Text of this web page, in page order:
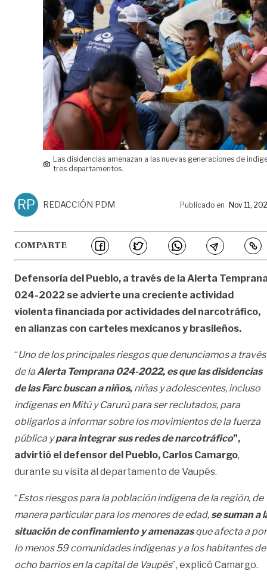
Las disidencias amenazan a las nuevas generaciones de
tres departamentos.
RP REDACCIÓN PDM Publicado en Nov 11,
COMPARTE
Defensoría del Pueblo, a través de la Alerta
024-2022 se advierte una creciente actividad
violenta financiada por actividades del narcotráfico,
en alianzas con carteles mexicanos y brasileños.
“Uno de los principales riesgos que denunciamos a través
de laAlerta Temprana 024-2022, es que las disidencias
de las Farc buscan a niños, niñas y adolescentes, incluso
indígenas en Mitú y Carurú para ser reclutados, para
obligarlos a informar sobre los movimientos de la fuerza
pública ypara integrar sus redes de narcotráfico”,
advirtió el defensor del Pueblo, Carlos Camargo,
durante su visita al departamento de Vaupés.
“Estos riesgos para la población indígena de la región, de
manera particular para los menores de edad, se suman a
situación de confinamiento y amenazasque afecta a por
lo menos 59 comunidades indígenas y a los habitantes de
ocho barrios en la capital de Vaupés”, explicó Camargo.